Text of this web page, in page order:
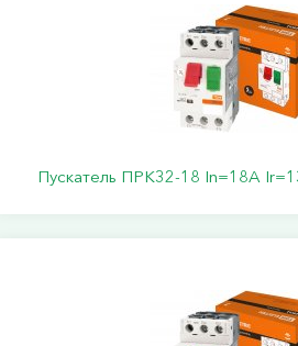
Пускатель ПРК32-18 In=18A